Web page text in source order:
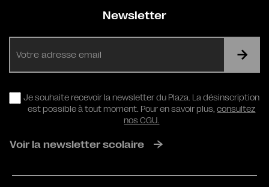
Newsletter
RGPD
Je souhaite recevoir la newsletter du Plaza. La désinscription
est possible à tout moment. Pour en savoir plus,consultez
nos CGU.
Voir la newsletter scolaire